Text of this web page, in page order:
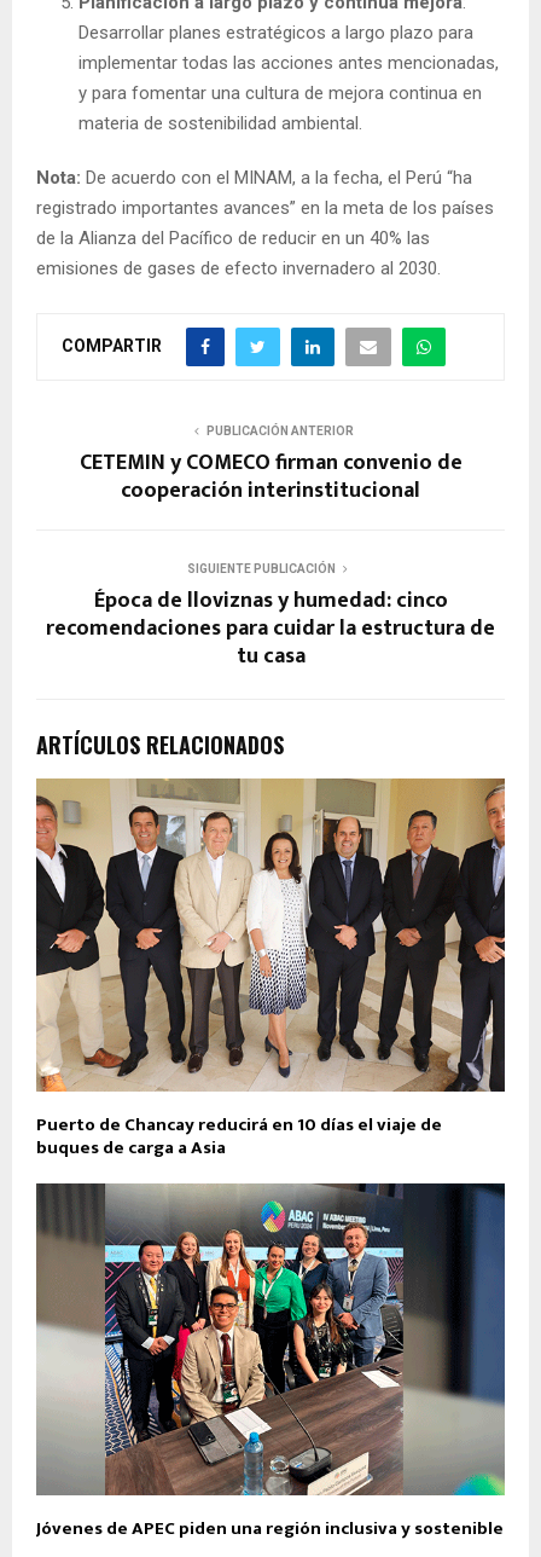
Desarrollar planes estratégicos a largo plazo para
implementar todas las acciones antes mencionadas,
y para fomentar una cultura de mejora continua en
materia de sostenibilidad ambiental.
Nota: De acuerdo con el MINAM, a la fecha, el Perú “ha
registrado importantes avances” en la meta de los países
de la Alianza del Pacífico de reducir en un 40% las
emisiones de gases de efecto invernadero al 2030.
COMPARTIR
PUBLICACIÓN ANTERIOR
CETEMIN y COMECO firman convenio de
cooperación interinstitucional
SIGUIENTE PUBLICACIÓN
Época de lloviznas y humedad: cinco
recomendaciones para cuidar la estructura de
tu casa
ARTÍCULOS RELACIONADOS
Puerto de Chancay reducirá en 10 días el viaje de
buques de carga a Asia
Jóvenes de APEC piden una región inclusiva y sostenible